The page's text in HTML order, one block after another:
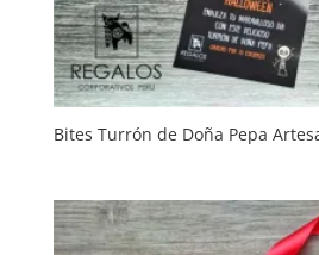
Bites Turrón de Doña Pepa